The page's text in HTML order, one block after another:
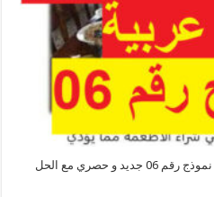
اختبار الفصل الثاني 5AP : لغة عربية نموذج رقم 06 جديد و حصري مع الحل